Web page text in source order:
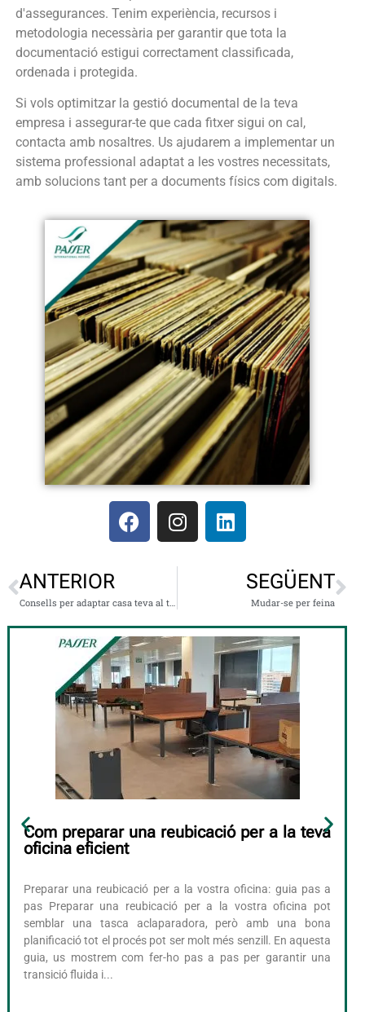
d'assegurances. Tenim experiència, recursos i
metodologia necessària per garantir que tota la
documentació estigui correctament classificada,
ordenada i protegida.
Si vols optimitzar la gestió documental de la teva
empresa i assegurar-te que cada fitxer sigui on cal,
contacta amb nosaltres. Us ajudarem a implementar un
sistema professional adaptat a les vostres necessitats,
amb solucions tant per a documents físics com digitals.
ANTERIOR
Consells per adaptar casa teva al teletreball
SEGÜENT
Mudar-se per feina
Com preparar una reubicació per a la teva
oficina eficient
Preparar una reubicació per a la vostra oficina: guia pas a
pas Preparar una reubicació per a la vostra oficina pot
semblar una tasca aclaparadora, però amb una bona
planificació tot el procés pot ser molt més senzill. En aquesta
guia, us mostrem com fer-ho pas a pas per garantir una
transició fluida i...